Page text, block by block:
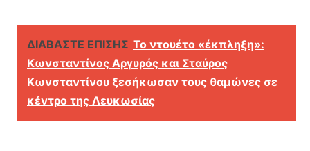
ΔΙΑΒΑΣΤΕ ΕΠΙΣΗΣ Το ντουέτο «έκπληξη»:
Κωνσταντίνος Αργυρός και Σταύρος
Κωνσταντίνου ξεσήκωσαν τους θαμώνες σε
κέντρο της Λευκωσίας